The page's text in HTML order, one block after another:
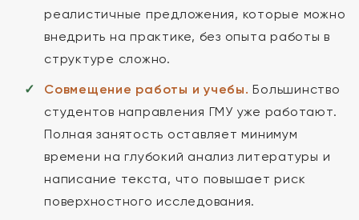
реалистичные предложения, которые можно
внедрить на практике, без опыта работы в
структуре сложно.
Совмещение работы и учебы. Большинство
студентов направления ГМУ уже работают.
Полная занятость оставляет минимум
времени на глубокий анализ литературы и
написание текста, что повышает риск
поверхностного исследования.